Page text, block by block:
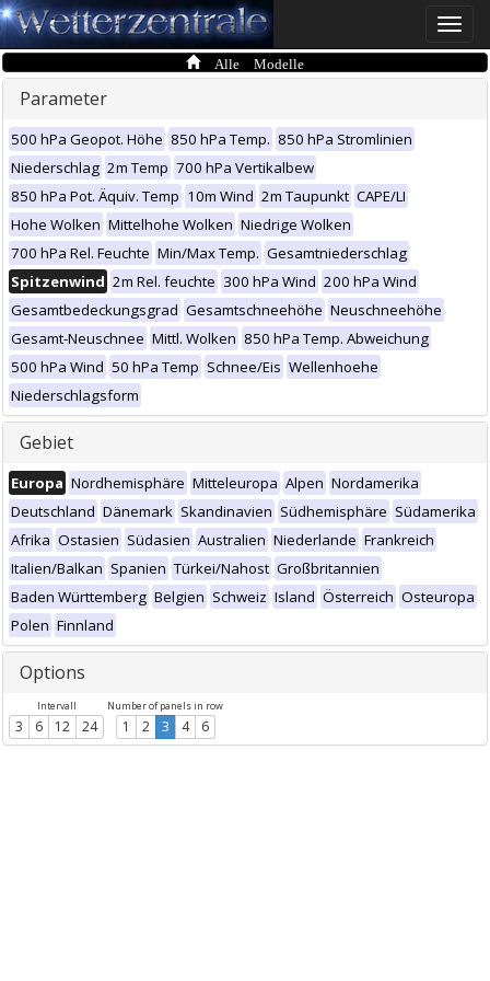
Toggle
Alle Modelle
Parameter
500 hPa Geopot. Höhe 850 hPa Temp. 850 hPa Stromlinien
Niederschlag 2m Temp 700 hPa Vertikalbew
850 hPa Pot. Äquiv. Temp 10m Wind 2m Taupunkt CAPE/LI
Hohe Wolken Mittelhohe Wolken Niedrige Wolken
700 hPa Rel. Feuchte Min/Max Temp. Gesamtniederschlag
Spitzenwind 2m Rel. feuchte 300 hPa Wind 200 hPa Wind
Gesamtbedeckungsgrad Gesamtschneehöhe Neuschneehöhe
Gesamt-Neuschnee Mittl. Wolken 850 hPa Temp. Abweichung
500 hPa Wind 50 hPa Temp Schnee/Eis Wellenhoehe
Niederschlagsform
Gebiet
Europa Nordhemisphäre Mitteleuropa Alpen Nordamerika
Deutschland Dänemark Skandinavien Südhemisphäre Südamerika
Afrika Ostasien Südasien Australien Niederlande Frankreich
Italien/Balkan Spanien Türkei/Nahost Großbritannien
Baden Württemberg Belgien Schweiz Island Österreich Osteuropa
Polen Finnland
Options
Intervall
3 6 12 24
Number of panels in row
1 2 3 4 6